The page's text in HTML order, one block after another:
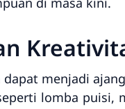
menjadi
lomba puisi,